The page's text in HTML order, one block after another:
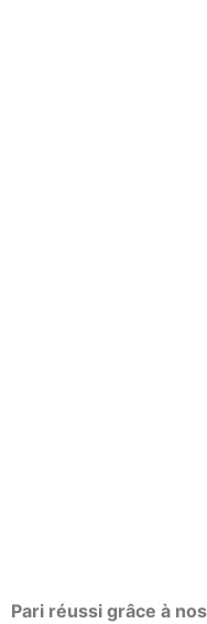
Pari réussi grâce à